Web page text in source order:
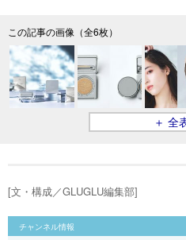
この記事の画像（全6枚）
＋ 全
[文・構成／GLUGLU編集部]
チャンネル情報